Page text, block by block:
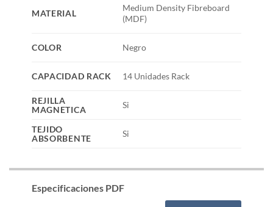
MATERIAL
Medium Density Fibreboard
(MDF)
COLOR Negro
CAPACIDAD RACK 14 Unidades Rack
REJILLA
MAGNETICA
Si
TEJIDO
ABSORBENTE
Si
Especificaciones PDF